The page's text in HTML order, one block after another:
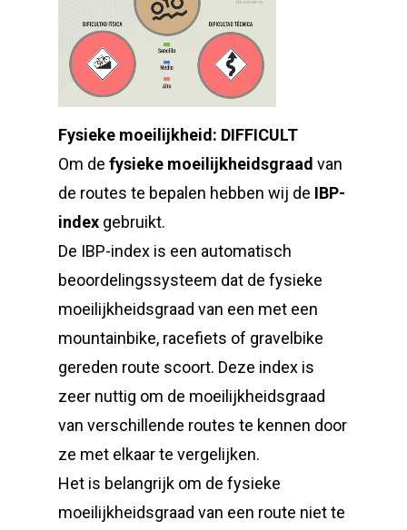
Fysieke moeilijkheid: DIFFICULT
Om de fysieke moeilijkheidsgraad van
de routes te bepalen hebben wij de IBP-
index gebruikt.
De IBP-index is een automatisch
beoordelingssysteem dat de fysieke
moeilijkheidsgraad van een met een
mountainbike, racefiets of gravelbike
gereden route scoort. Deze index is
zeer nuttig om de moeilijkheidsgraad
van verschillende routes te kennen door
ze met elkaar te vergelijken.
Het is belangrijk om de fysieke
moeilijkheidsgraad van een route niet te